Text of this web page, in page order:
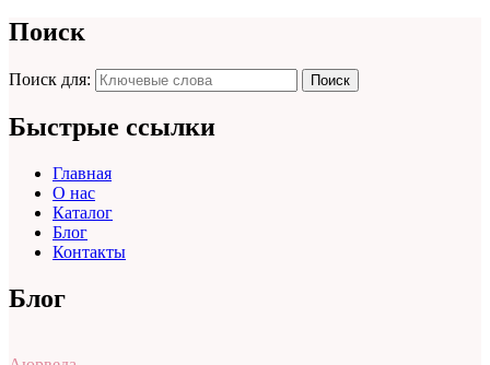
Поиск
Поиск для: Поиск
Быстрые ссылки
Главная
О нас
Каталог
Блог
Контакты
Блог